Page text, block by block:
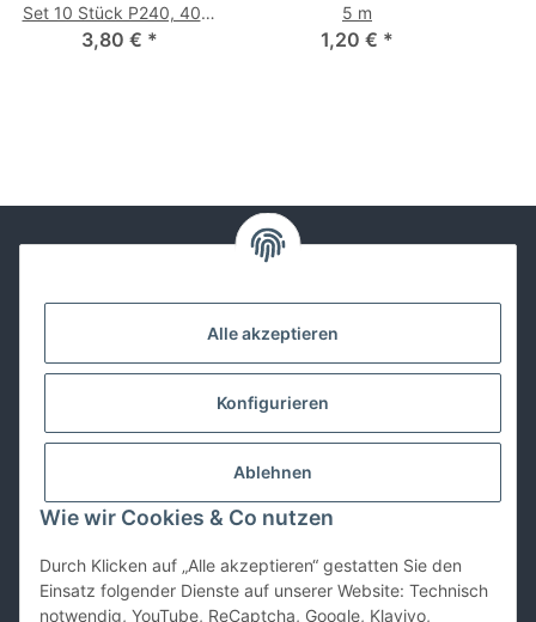
Alle akzeptieren
Konfigurieren
Ablehnen
Wie wir Cookies & Co nutzen
Durch Klicken auf „Alle akzeptieren“ gestatten Sie den
Einsatz folgender Dienste auf unserer Website: Technisch
notwendig, YouTube, ReCaptcha, Google, Klaviyo,
Set 10 Stück P240, 400,
600, 800
3,80 € *
5 m
1,20 € *
Lackwissen
Vertrag widerrufen